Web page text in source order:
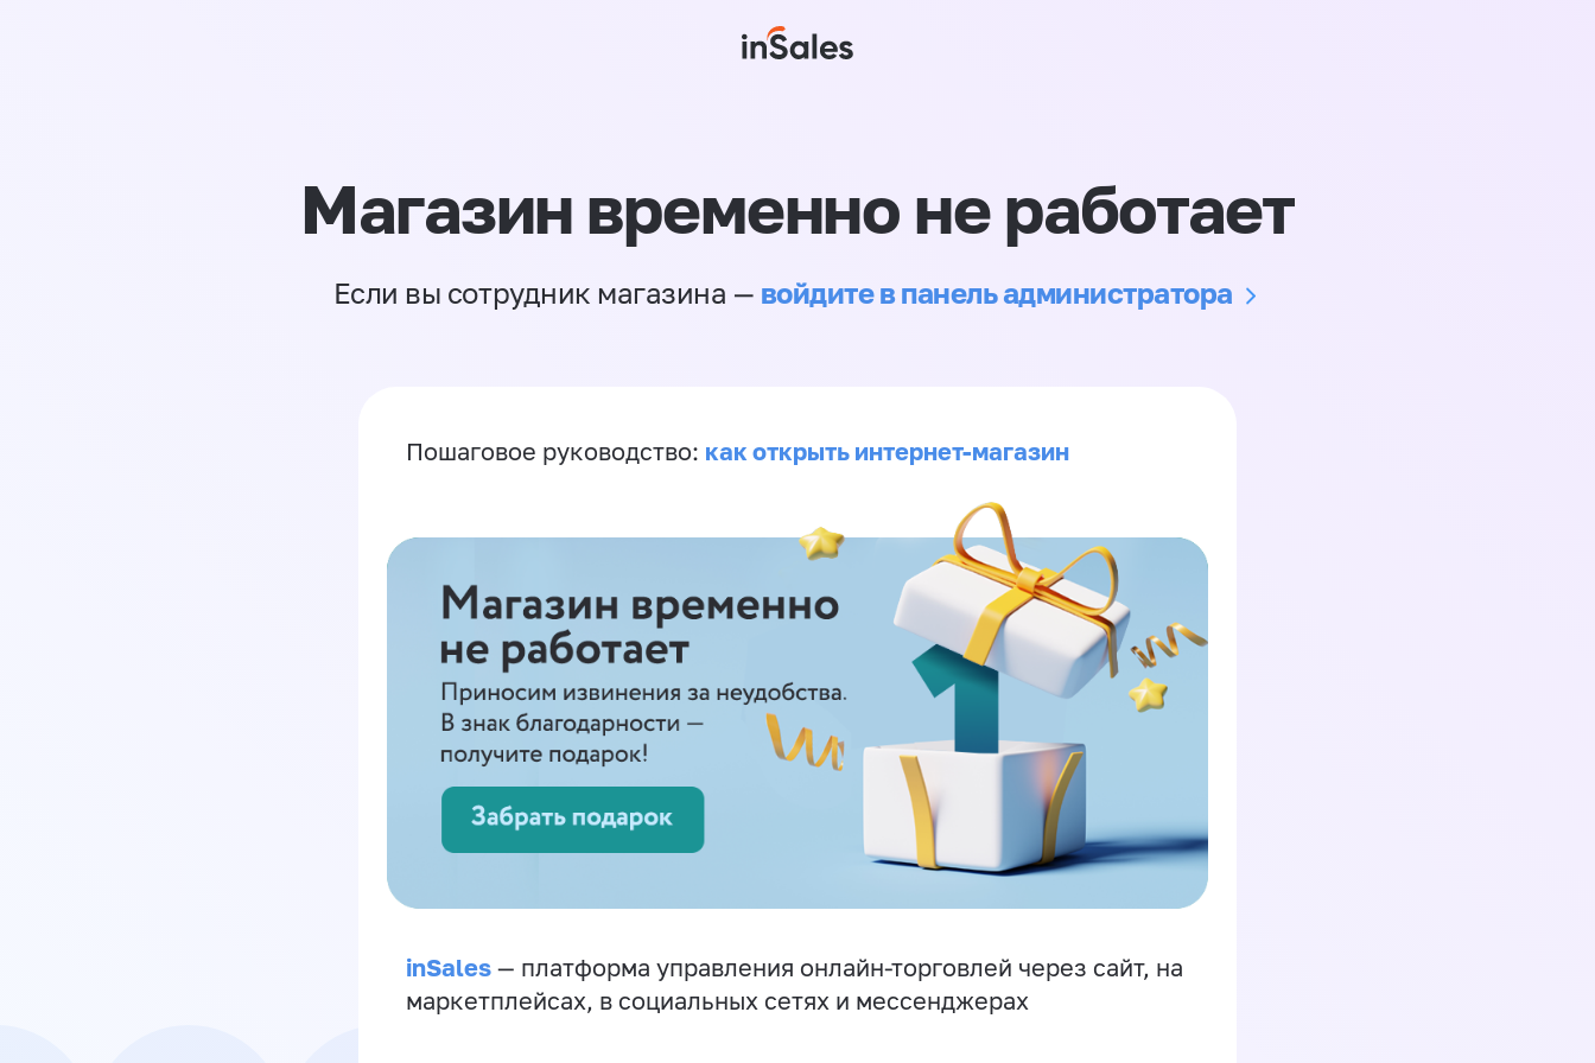
Магазин временно не работает
Если вы сотрудник магазина — войдите в панель администратора
Пошаговое руководство: как открыть интернет-магазин
inSales — платформа управления онлайн-торговлей через сайт, на
маркетплейсах, в социальных сетях и мессенджерах